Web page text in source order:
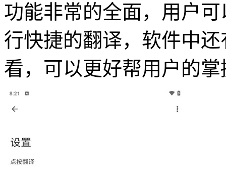
功能非常的全面，用户
行快捷的翻译，软件中
看，可以更好帮用户的